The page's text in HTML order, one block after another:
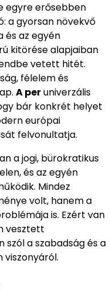
egyre erősebben
a gyorsan növekvő
és az egyén
kitörése alapjaiban
vetett hitét.
félelem és
A peruniverzális
bár konkrét helyet
európai
felvonultatja.
a jogi, bürokratikus
és az egyén
Mindez
volt, hanem a
is. Ezért van
vesztett
szól a szabadság és a
viszonyáról.